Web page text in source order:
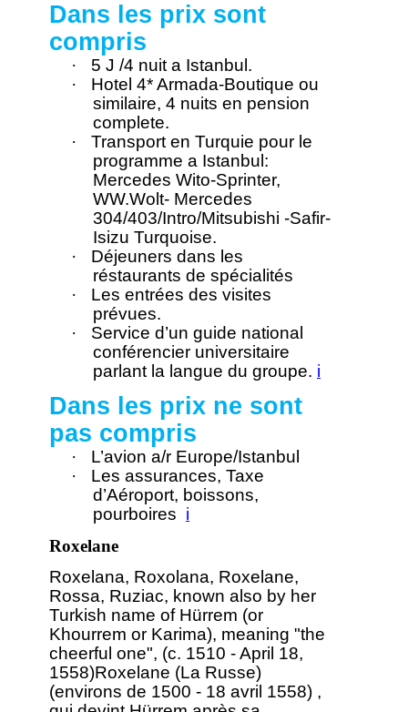
Dans les prix sont
compris
·
5 J /4 nuit a Istanbul.
·
Hotel 4* Armada-Boutique ou
similaire, 4 nuits en pension
complete.
·
Transport en Turquie pour le
programme a Istanbul:
Mercedes Wito-Sprinter,
WW.Wolt- Mercedes
304/403/Intro/Mitsubishi -Safir-
Isizu Turquoise.
·
Déjeuners dans les
réstaurants de spécialités
·
Les entrées des visites
prévues.
·
Service d’un guide national
conférencier universitaire
parlant la langue du groupe. i
Dans les prix ne sont
pas compris
·
L’avion a/r Europe/Istanbul
·
Les assurances, Taxe
d’Aéroport, boissons,
pourboires i
Roxelane
Roxelana, Roxolana, Roxelane,
Rossa, Ruziac, known also by her
Turkish name of Hürrem (or
Khourrem or Karima), meaning "the
cheerful one", (c. 1510 - April 18,
1558)Roxelane (La Russe)
(environs de 1500 - 18 avril 1558) ,